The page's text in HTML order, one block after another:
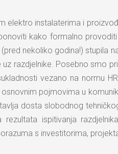
elektro instalaterima i
kako formalno
nekoliko godina!) stupila
uz razdjelnike. Posebno smo
vezano na normu
osnovnim pojmovima u
dosta slobodnog
rezultata ispitivanja
s investitorima,